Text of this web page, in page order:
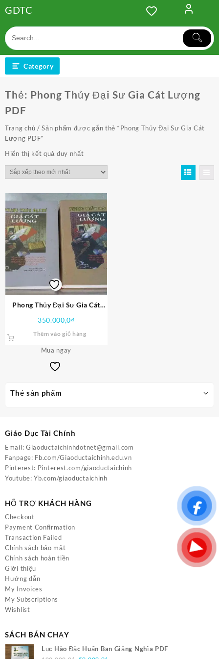
to
content
GDTC
Category
Thẻ sản phẩm
Thẻ: Phong Thủy Đại Sư Gia Cát Lượng
PDF
Trang chủ / Sản phẩm được gắn thẻ “Phong Thủy Đại Sư Gia Cát
Lượng PDF”
Hiển thị kết quả duy nhất
Phong Thủy Đại Sư Gia Cát
350.000,0₫
Thêm vào giỏ hàng
Mua ngay
Giáo Dục Tài Chính
Email: Giaoductaichinhdotnet@gmail.com
Fanpage: Fb.com/Giaoductaichinh.edu.vn
Pinterest: Pinterest.com/giaoductaichinh
Youtube:Yb.com/giaoductaichinh
HỖ TRỢ KHÁCH HÀNG
Checkout
Payment Confirmation
Transaction Failed
Chính sách bảo mật
Chính sách hoàn tiền
Giới thiệu
Hướng dẫn
My Invoices
My Subscriptions
Wishlist
SÁCH BÁN CHẠY
Lục Hào Đặc Huấn Ban Giảng Nghĩa PDF